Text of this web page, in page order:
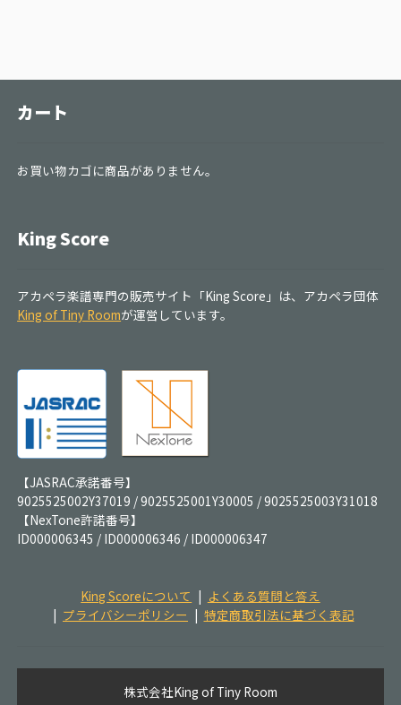
カート
お買い物カゴに商品がありません。
King Score
アカペラ楽譜専門の販売サイト「King Score」は、アカペラ団体
King of Tiny Roomが運営しています。
【JASRAC承諾番号】
9025525002Y37019 / 9025525001Y30005 / 9025525003Y31018
【NexTone許諾番号】
ID000006345 / ID000006346 / ID000006347
King Scoreについて
よくある質問と答え
プライバシーポリシー
特定商取引法に基づく表記
株式会社King of Tiny Room